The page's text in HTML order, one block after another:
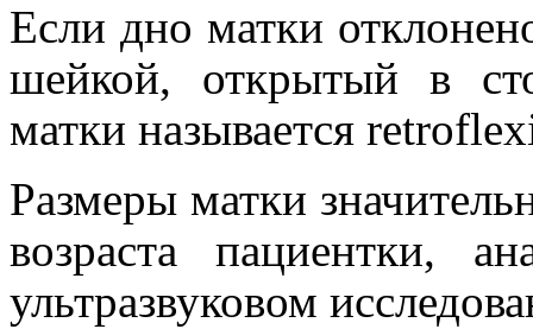
Если дно матки
шейкой, открытый в
матки называется
Размеры матки
возраста пациентки,
ультразвуковом